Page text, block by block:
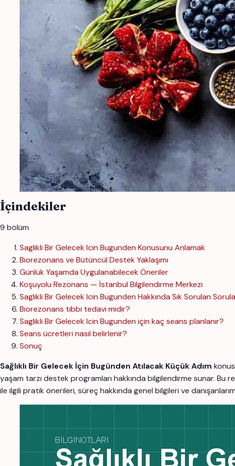
İçindekiler
9 bölüm
Saglikli Bir Gelecek Icin Bugunden Konusunu Anlamak
Biorezonans ve Bütüncül Destek Yaklaşımı
Günlük Yaşamda Uygulanabilecek Öneriler
Koşuyolu Rezonans — İstanbul Bilgilendirme Merkezi
Saglikli Bir Gelecek Icin Bugunden Hakkında Sık Sorulan
Biorezonans tıbbi tedavi midir?
Saglikli Bir Gelecek Icin Bugunden için kaç seans planlanır?
Seans ücretleri nasıl belirlenir?
Sonuç
Sağlıklı Bir Gelecek İçin Bugünden Atılacak Küçük Adım
yaşam tarzı destek programları hakkında bilgilendirme sunar. Bu
ile ilgili pratik önerileri, süreç hakkında genel bilgileri ve